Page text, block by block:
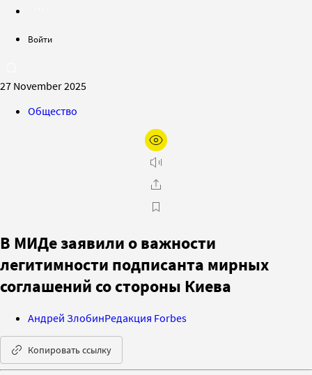
Войти
27 November 2025
Общество
В МИДе заявили о важности
легитимности подписанта мирных
соглашений со стороны Киева
Андрей ЗлобинРедакция Forbes
Копировать ссылку